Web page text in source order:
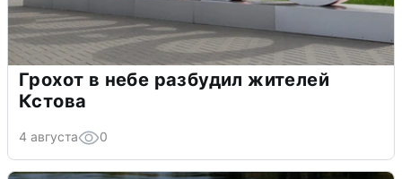
Грохот в небе разбудил жителей
Кстова
4 августа 0